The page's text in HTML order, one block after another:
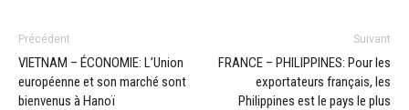
Précédent
VIETNAM – ÉCONOMIE: L’Union
européenne et son marché sont
bienvenus à Hanoï
Suivant
FRANCE – PHILIPPINES: Pour les
exportateurs français, les
Philippines est le pays le plus